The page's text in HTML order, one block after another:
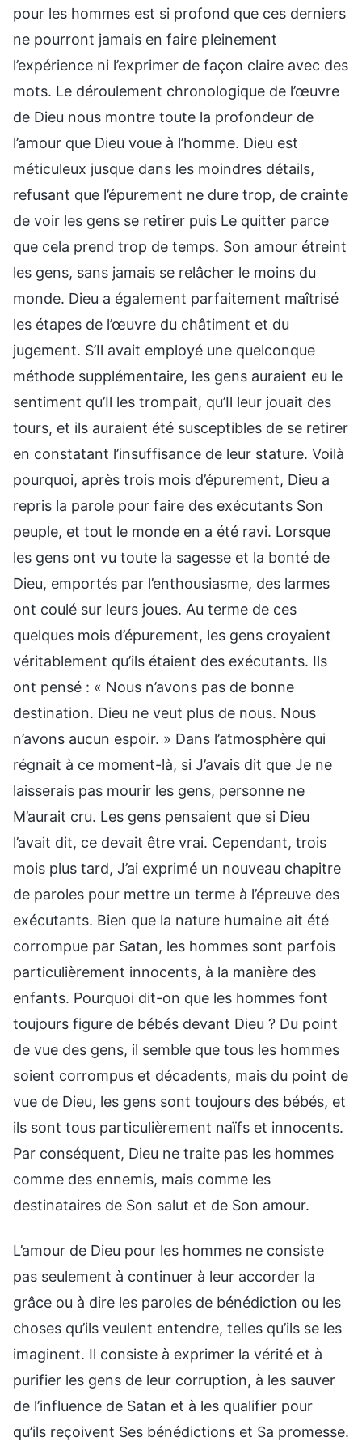
pour les hommes est si profond que ces derniers
ne pourront jamais en faire pleinement
l’expérience ni l’exprimer de façon claire avec des
mots. Le déroulement chronologique de l’œuvre
de Dieu nous montre toute la profondeur de
l’amour que Dieu voue à l’homme. Dieu est
méticuleux jusque dans les moindres détails,
refusant que l’épurement ne dure trop, de crainte
de voir les gens se retirer puis Le quitter parce
que cela prend trop de temps. Son amour étreint
les gens, sans jamais se relâcher le moins du
monde. Dieu a également parfaitement maîtrisé
les étapes de l’œuvre du châtiment et du
jugement. S’Il avait employé une quelconque
méthode supplémentaire, les gens auraient eu le
sentiment qu’Il les trompait, qu’Il leur jouait des
tours, et ils auraient été susceptibles de se retirer
en constatant l’insuffisance de leur stature. Voilà
pourquoi, après trois mois d’épurement, Dieu a
repris la parole pour faire des exécutants Son
peuple, et tout le monde en a été ravi. Lorsque
les gens ont vu toute la sagesse et la bonté de
Dieu, emportés par l’enthousiasme, des larmes
ont coulé sur leurs joues. Au terme de ces
quelques mois d’épurement, les gens croyaient
véritablement qu’ils étaient des exécutants. Ils
ont pensé : « Nous n’avons pas de bonne
destination. Dieu ne veut plus de nous. Nous
n’avons aucun espoir. » Dans l’atmosphère qui
régnait à ce moment-là, si J’avais dit que Je ne
laisserais pas mourir les gens, personne ne
M’aurait cru. Les gens pensaient que si Dieu
l’avait dit, ce devait être vrai. Cependant, trois
mois plus tard, J’ai exprimé un nouveau chapitre
de paroles pour mettre un terme à l’épreuve des
exécutants. Bien que la nature humaine ait été
corrompue par Satan, les hommes sont parfois
particulièrement innocents, à la manière des
enfants. Pourquoi dit-on que les hommes font
toujours figure de bébés devant Dieu ? Du point
de vue des gens, il semble que tous les hommes
soient corrompus et décadents, mais du point de
vue de Dieu, les gens sont toujours des bébés, et
ils sont tous particulièrement naïfs et innocents.
Par conséquent, Dieu ne traite pas les hommes
comme des ennemis, mais comme les
destinataires de Son salut et de Son amour.
L’amour de Dieu pour les hommes ne consiste
pas seulement à continuer à leur accorder la
grâce ou à dire les paroles de bénédiction ou les
choses qu’ils veulent entendre, telles qu’ils se les
imaginent. Il consiste à exprimer la vérité et à
purifier les gens de leur corruption, à les sauver
de l’influence de Satan et à les qualifier pour
qu’ils reçoivent Ses bénédictions et Sa promesse.